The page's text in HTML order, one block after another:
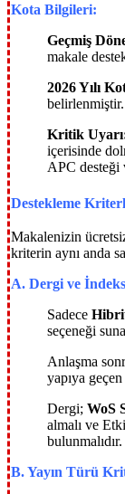
Kota Bilgileri:
Geçmiş
makale
2026 Yılı
belirlenmiştir.
Kritik
içerisinde
APC desteği
Destekleme
Makalenizin
kriterin aynı anda
A. Dergi ve
Sadece
seçeneği
Anlaşma
yapıya
Dergi; WoS
almalı ve
B. Yayın Türü